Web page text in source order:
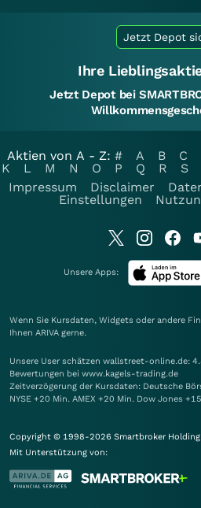
Jetzt Depot
Ihre
Jetzt Depot bei
Aktien von A - Z: # A B C
K
L M N O P Q R S
Impressum
Disclaimer
Einstellungen
Unsere Apps:
Wenn Sie Kursdaten, Widgets oder andere
Ihnen ARIVA gerne.
Unsere User schätzen wallstreet-online.de:
Bewertungen bei www.kagels-trading.de
Zeitverzögerung der Kursdaten: Deutsche
NYSE +20 Min. AMEX +20 Min. Dow Jones
Copyright © 1998-2026 Smartbroker Holding
Mit Unterstützung von: